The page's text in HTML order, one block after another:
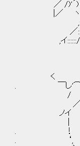
／ /)'´)〈/
|／ ヽ,|
,:'', ､
／:::::::ゝ,ｧ
,イ::::::/
く ｛
. ￣し'⌒丶
/ / ＼_ノ
／ | _
ノイ | /
｜ Vr‐-ミ
. ！ | ﾋ..り
. ‘, | /